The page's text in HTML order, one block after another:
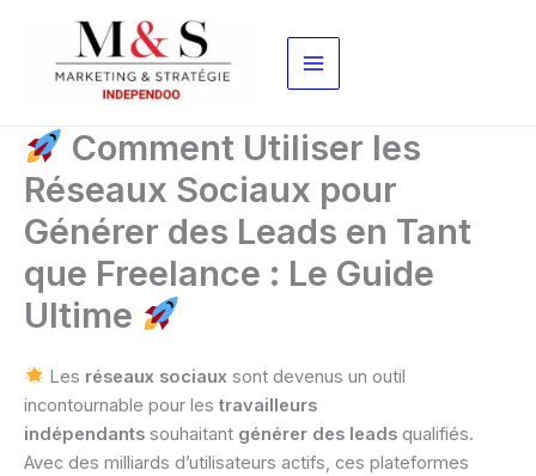
contenu
Comment Utiliser les
Réseaux Sociaux pour
Générer des Leads en Tant
que Freelance : Le Guide
Ultime
Les réseaux sociauxsont devenus un outil
incontournable pour les travailleurs
indépendants souhaitant générer des leads qualifiés.
Avec des milliards d’utilisateurs actifs, ces plateformes